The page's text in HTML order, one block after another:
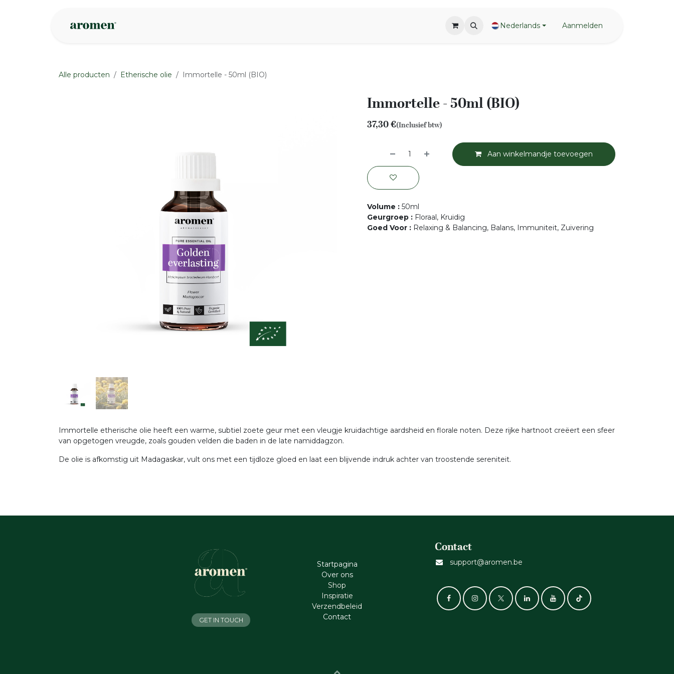
Nederlands Aanmelden
Alle producten Etherische olie Immortelle - 50ml (BIO)
Immortelle - 50ml (BIO)
37,30€(Inclusief btw)
Aan winkelmandje toevoegen
Volume : 50ml
Geurgroep : Floraal, Kruidig
Goed Voor : Relaxing & Balancing, Balans, Immuniteit, Zuivering
Immortelle etherische olie heeft een warme, subtiel zoete geur met een vleugje kruidachtige aardsheid en florale noten. Deze rijke hartnoot creëert een sfeer
van opgetogen vreugde, zoals gouden velden die baden in de late namiddagzon.
De olie is afkomstig uit Madagaskar, vult ons met een tijdloze gloed en laat een blijvende indruk achter van troostende sereniteit.
Startpagina
Ove​r​ ons
Shop
Inspiratie
Verzendbeleid
Cont​act
Contact
support@aromen.be
GET IN TOUCH